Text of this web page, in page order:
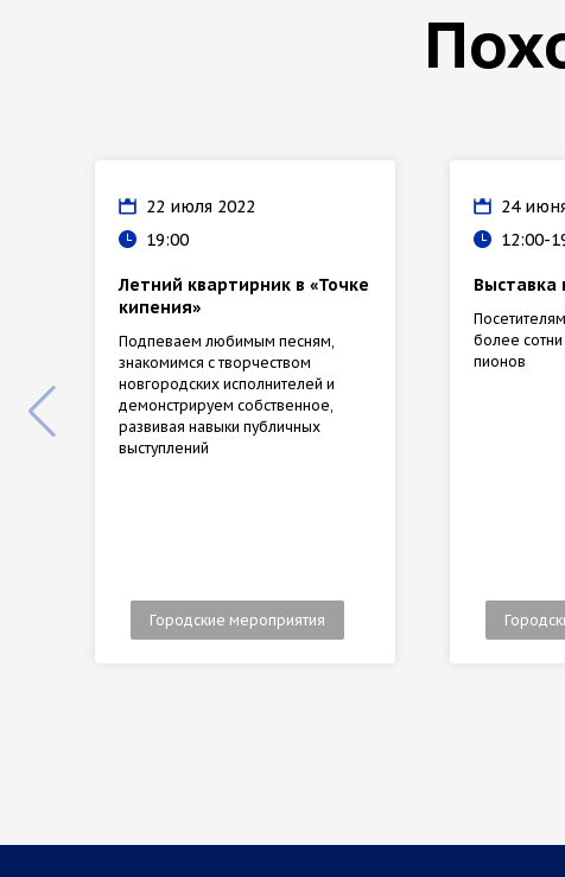
22 июля 2022
19:00
Летний квартирник в «Точке
кипения»
Подпеваем любимым песням,
знакомимся с творчеством
новгородских исполнителей и
демонстрируем собственное,
развивая навыки публичных
выступлений
Городские мероприятия
24
12:00-
Выставка
более
пионов